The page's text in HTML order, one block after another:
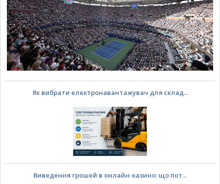
Як вибрати електронавантажувач для склад...
Виведення грошей в онлайн-казино: що пот...